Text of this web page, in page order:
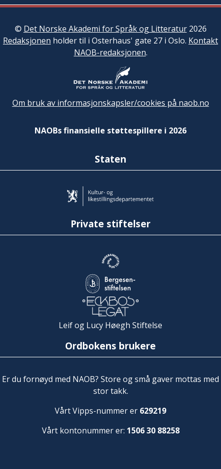
© Det Norske Akademi for Språk og Litteratur2026
Redaksjonen holder til i Osterhaus' gate 27 i Oslo. Kontakt
NAOB-redaksjonen.
Om bruk av informasjonskapsler/cookies på naob.no
NAOBs finansielle støttespillere i 2026
Staten
Private stiftelser
Leif og Lucy Høegh Stiftelse
Ordbokens brukere
Er du fornøyd med NAOB? Store og små gaver mottas med
stor takk.
Vårt Vipps-nummer er 629219
Vårt kontonummer er: 1506 30 88258